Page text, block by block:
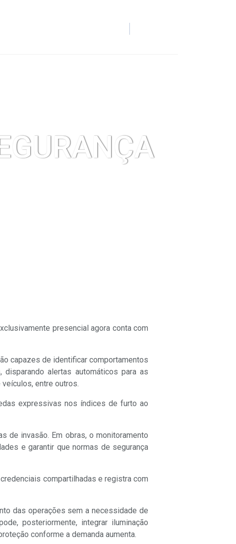
presencial agora conta com
capazes de identificar comportamentos
alertas automáticos para as
entre outros.
expressivas nos índices de furto ao
de invasão. Em obras, o monitoramento
e garantir que normas de segurança
compartilhadas e registra com
das operações sem a necessidade de
posteriormente, integrar iluminação
conforme a demanda aumenta.